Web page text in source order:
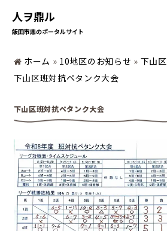
人ヲ鼎ル
飯田市鼎のポータルサイト
暮らしの情報
ホーム » 10地区のお知らせ » 下山区
下山区班対抗ペタンク大会
下山区班対抗ペタンク大会